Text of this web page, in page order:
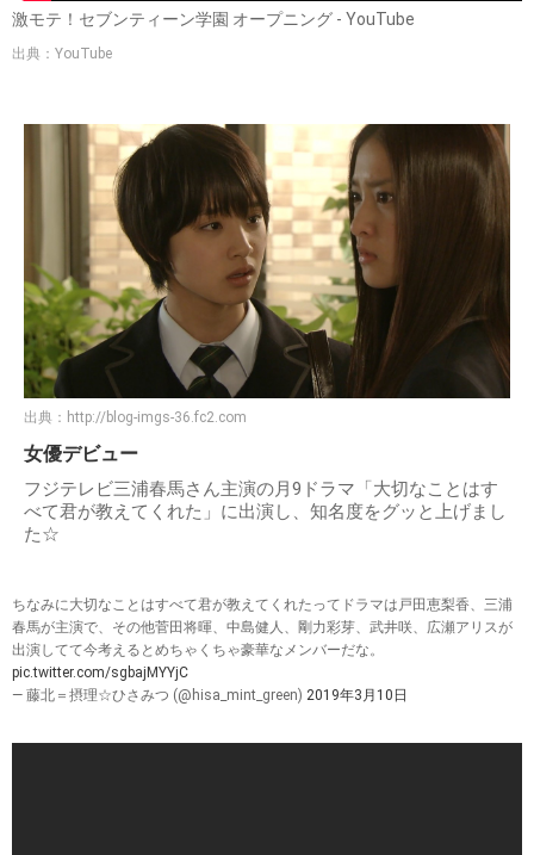
激モテ！セブンティーン学園 オープニング - YouTube
出典：YouTube
出典： http://blog-imgs-36.fc2.com
女優デビュー
フジテレビ三浦春馬さん主演の月9ドラマ「大切なことはす
べて君が教えてくれた」に出演し、知名度をグッと上げまし
た☆
ちなみに大切なことはすべて君が教えてくれたってドラマは戸田恵梨香、三浦
春馬が主演で、その他菅田将暉、中島健人、剛力彩芽、武井咲、広瀬アリスが
出演してて今考えるとめちゃくちゃ豪華なメンバーだな。
pic.twitter.com/sgbajMYYjC
— 藤北＝摂理☆ひさみつ (@hisa_mint_green) 2019年3月10日